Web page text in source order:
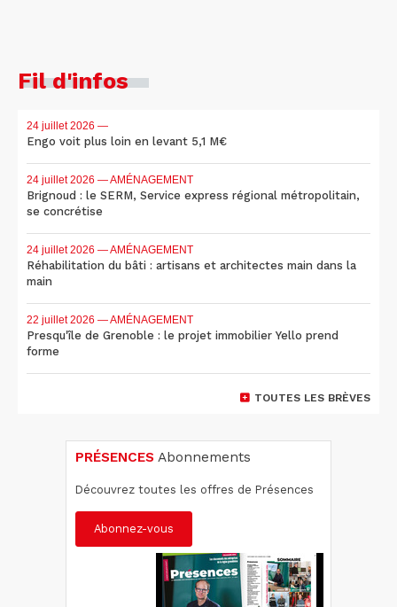
Fil d'infos
24 juillet 2026 —
Engo voit plus loin en levant 5,1 M€
24 juillet 2026 — AMÉNAGEMENT
Brignoud : le SERM, Service express régional métropolitain,
se concrétise
24 juillet 2026 — AMÉNAGEMENT
Réhabilitation du bâti : artisans et architectes main dans la
main
22 juillet 2026 — AMÉNAGEMENT
Presqu'île de Grenoble : le projet immobilier Yello prend
forme
TOUTES LES BRÈVES
PRÉSENCES Abonnements
Découvrez toutes les offres de Présences
Abonnez-vous